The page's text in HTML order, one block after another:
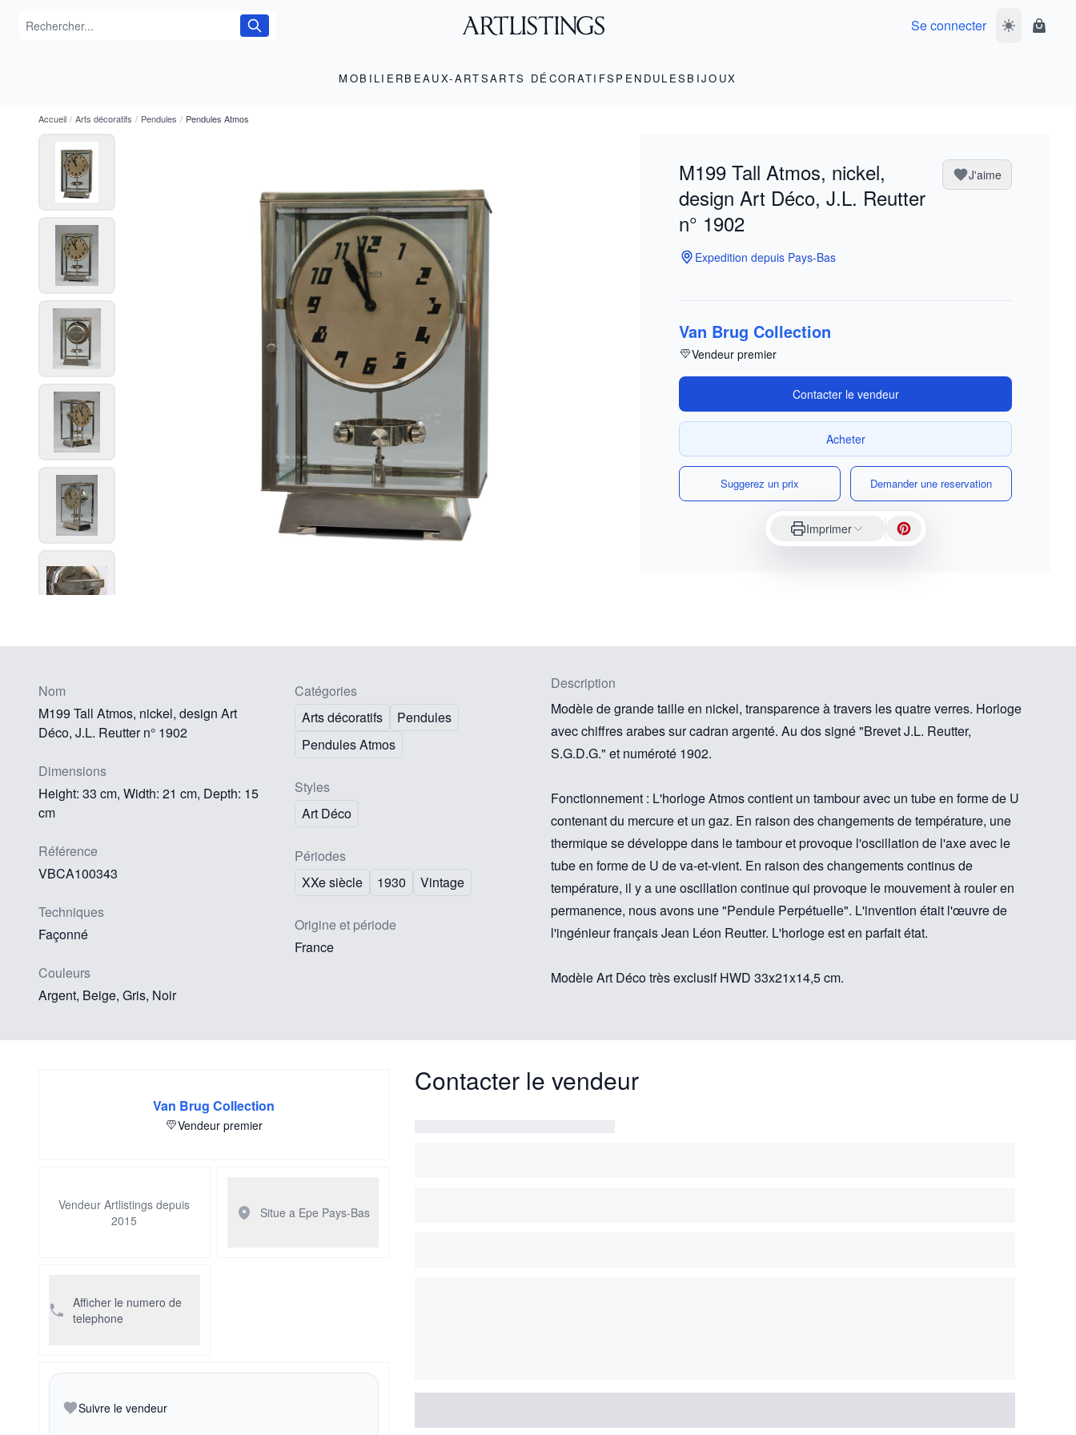
Se connecter Basculer le
Panier
MOBILIERBEAUX-ARTSARTS DÉCORATIFS PENDULES BIJOUX
Accueil / Arts décoratifs / Pendules / Pendules Atmos
M199 Tall Atmos, nickel,
design Art Déco, J.L. Reutter
n° 1902
J'aime
Expedition depuis Pays-Bas
Van Brug Collection
Vendeur premier
Contacter le vendeur
Acheter
Suggerez un prix Demander une reservation
Imprimer
Nom
M199 Tall Atmos, nickel, design Art
Déco, J.L. Reutter n° 1902
Dimensions
Height: 33 cm, Width: 21 cm, Depth: 15
cm
Référence
VBCA100343
Techniques
Façonné
Couleurs
Argent, Beige, Gris, Noir
Catégories
Arts décoratifs
Pendules
Pendules Atmos
Styles
Art Déco
Périodes
XXe siècle
1930 Vintage
Origine et période
France
Description
Modèle de grande taille en nickel, transparence à travers les quatre verres. Horloge
avec chiffres arabes sur cadran argenté. Au dos signé "Brevet J.L. Reutter,
S.G.D.G." et numéroté 1902.
Fonctionnement : L'horloge Atmos contient un tambour avec un tube en forme de U
contenant du mercure et un gaz. En raison des changements de température, une
thermique se développe dans le tambour et provoque l'oscillation de l'axe avec le
tube en forme de U de va-et-vient. En raison des changements continus de
température, il y a une oscillation continue qui provoque le mouvement à rouler en
permanence, nous avons une "Pendule Perpétuelle". L'invention était l'œuvre de
l'ingénieur français Jean Léon Reutter. L'horloge est en parfait état.
Modèle Art Déco très exclusif HWD 33x21x14,5 cm.
Van Brug Collection
Vendeur premier
Vendeur Artlistings depuis
2015
Situe a Epe Pays-Bas
Afficher le numero de
telephone
Suivre le vendeur
Contacter le vendeur